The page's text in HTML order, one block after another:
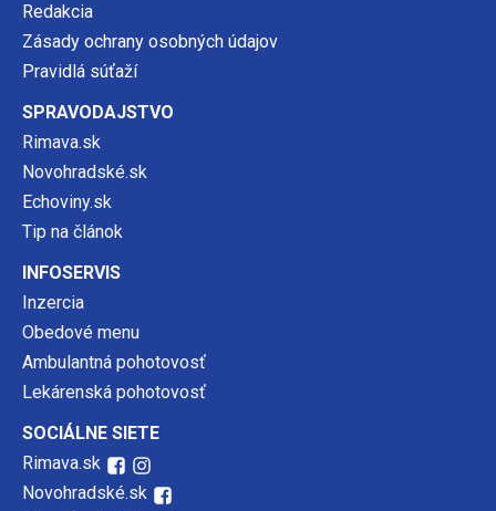
Redakcia
Zásady ochrany osobných údajov
Pravidlá súťaží
SPRAVODAJSTVO
Rimava.sk
Novohradské.sk
Echoviny.sk
Tip na článok
INFOSERVIS
Inzercia
Obedové menu
Ambulantná pohotovosť
Lekárenská pohotovosť
SOCIÁLNE SIETE
Rimava.sk
Novohradské.sk